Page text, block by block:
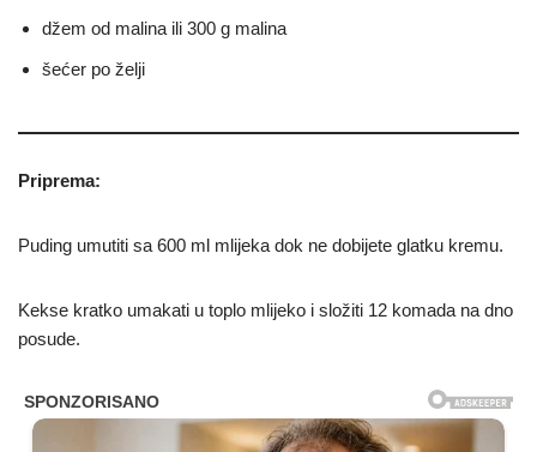
džem od malina ili 300 g malina
šećer po želji
Priprema:
Puding umutiti sa 600 ml mlijeka dok ne dobijete glatku kremu.
Kekse kratko umakati u toplo mlijeko i složiti 12 komada na dno
posude.